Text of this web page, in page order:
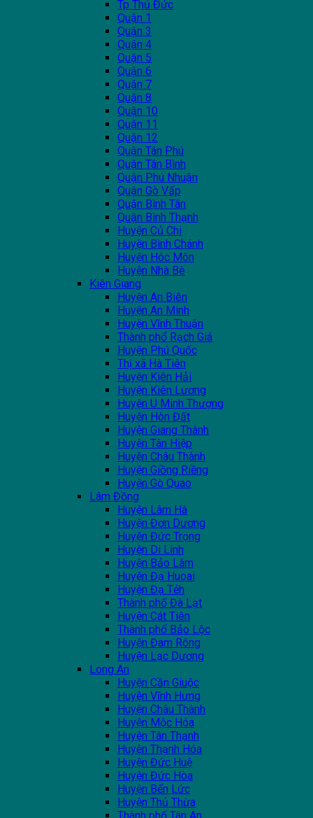
Tp Thủ Đức
Quận 1
Quận 3
Quận 4
Quận 5
Quận 6
Quận 7
Quận 8
Quận 10
Quận 11
Quận 12
Quận Tân Phú
Quận Tân Bình
Quận Phú Nhuận
Quận Gò Vấp
Quận Bình Tân
Quận Bình Thạnh
Huyện Củ Chi
Huyện Bình Chánh
Huyện Hóc Môn
Huyện Nhà Bè
Kiên Giang
Huyện An Biên
Huyện An Minh
Huyện Vĩnh Thuận
Thành phổ Rạch Giá
Huyện Phú Quốc
Thị xã Hà Tiên
Huyện Kiên Hải
Huyện Kiên Lương
Huyện U Minh Thượng
Huyện Hòn Đất
Huyện Giang Thành
Huyện Tân Hiệp
Huyện Châu Thành
Huyện Giồng Riềng
Huyện Gò Quao
Lâm Đồng
Huyện Lâm Hà
Huyện Đơn Dương
Huyện Đức Trọng
Huyện Di Linh
Huyện Bảo Lâm
Huyện Đạ Huoai
Huyện Đạ Tẻh
Thành phố Đà Lạt
Huyện Cát Tiên
Thành phố Bảo Lộc
Huyện Đam Rông
Huyện Lạc Dương
Long An
Huyện Cần Giuộc
Huyện Vĩnh Hưng
Huyện Châu Thành
Huyện Mộc Hóa
Huyện Tân Thạnh
Huyện Thạnh Hóa
Huyện Đức Huệ
Huyện Đức Hòa
Huyện Bến Lức
Huyện Thủ Thừa